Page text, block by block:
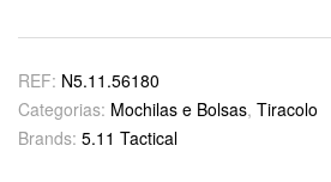
REF: N5.11.56180
Categorias: Mochilas e Bolsas, Tiracolo
Brands: 5.11 Tactical